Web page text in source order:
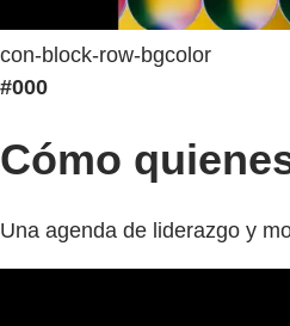
con-block-row-bgcolor
#000
Cómo
Una agenda de liderazgo y